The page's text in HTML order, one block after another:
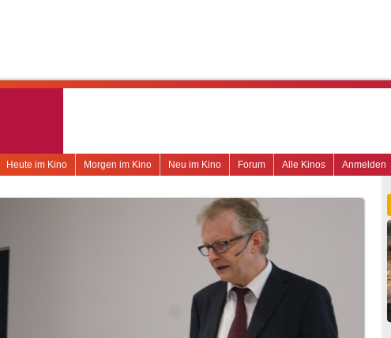
Anmelden
Alle Kinos
Forum
Neu im Kino
Morgen im Kino
Heute im Kino